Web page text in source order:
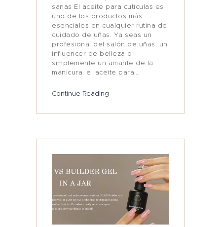
sanas El aceite para cutículas es
uno de los productos más
esenciales en cualquier rutina de
cuidado de uñas. Ya seas un
profesional del salón de uñas, un
influencer de belleza o
simplemente un amante de la
manicura, el aceite para…
Continue Reading